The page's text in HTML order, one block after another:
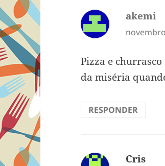
akemi
Pizza e
da miséria
RESPONDER
Cris